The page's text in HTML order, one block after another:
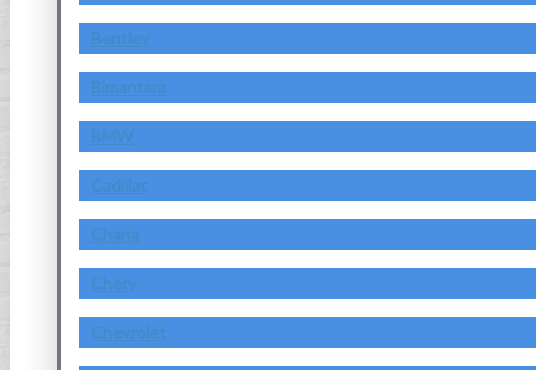
Bentley
Bimantara
BMW
Cadillac
Chana
Chery
Chevrolet